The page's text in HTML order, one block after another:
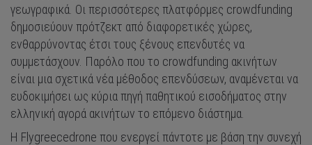
γεωγραφικά. Οι περισσότερες πλατφόρμες crowdfunding
δημοσιεύουν πρότζεκτ από διαφορετικές χώρες,
ενθαρρύνοντας έτσι τους ξένους επενδυτές να
συμμετάσχουν. Παρόλο που το crowdfunding ακινήτων
είναι μια σχετικά νέα μέθοδος επενδύσεων, αναμένεται να
ευδοκιμήσει ως κύρια πηγή παθητικού εισοδήματος στην
ελληνική αγορά ακινήτων το επόμενο διάστημα.
Η Flygreecedrone που ενεργεί πάντοτε με βάση την συνεχή